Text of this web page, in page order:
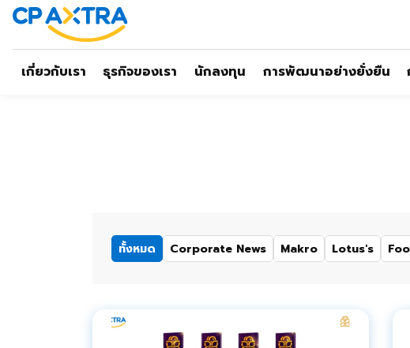
เกี่ยวกับเรา ธุรกิจของเรา นักลงทุน การพัฒนาอย่างยั่งยืน
ทั้งหมด Corporate News Makro Lotus's